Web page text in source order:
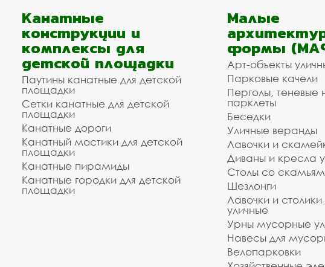
Канатные
конструкции и
комплексы для
детской площадки
Паутины канатные для детской
площадки
Сетки канатные для детской
площадки
Канатные дороги
Канатный мостики для детской
площадки
Канатные пирамиды
Канатные городки для детской
площадки
Малые
формы
Арт-объекты
Парковые качели
Перголы, теневые
парклеты
Беседки
Уличные веранды
Лавочки и
Диваны и кресла
Столы со
Шезлонги
Лавочки и столики
уличные
Урны мусорные
Навесы для
Велопарковки